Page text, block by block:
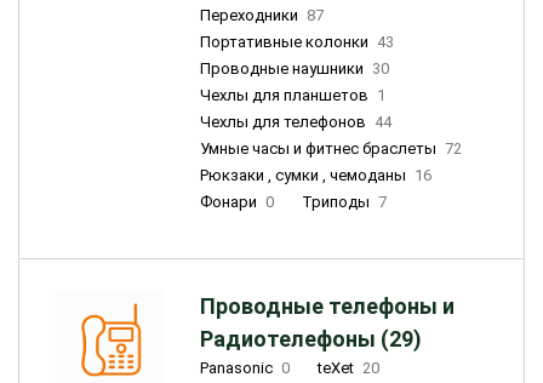
Переходники 87
Портативные колонки 43
Проводные наушники 30
Чехлы для планшетов 1
Чехлы для телефонов 44
Умные часы и фитнес браслеты 72
Рюкзаки , сумки , чемоданы 16
Фонари 0 Триподы 7
Проводные телефоны и
Радиотелефоны (29)
Panasonic 0 teXet 20